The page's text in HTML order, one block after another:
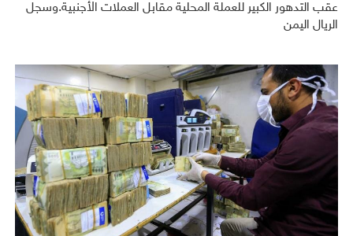
عقب التدهور الكبير للعملة المحلية مقابل العملات الأجنبية.وسجل
الريال اليمن